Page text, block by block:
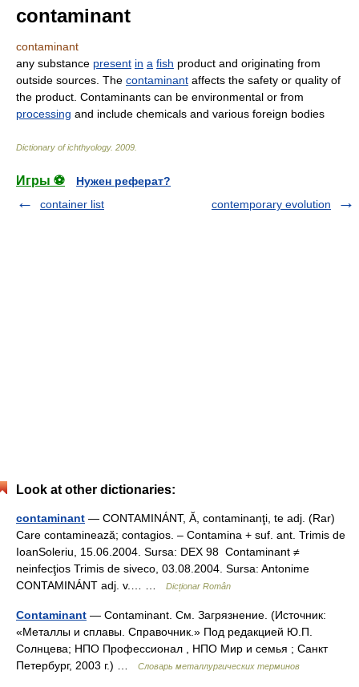
contaminant
contaminant
any substance present in a fish product and originating from
outside sources. The contaminant affects the safety or quality of
the product. Contaminants can be environmental or from
processing and include chemicals and various foreign bodies
Dictionary of ichthyology. 2009
Игры ⚽
Нужен реферат?
container list
contemporary evolution
Look at other dictionaries:
contaminant — CONTAMINÁNT, Ă, contaminanţi, te adj. (Rar)
Care contaminează; contagios. – Contamina + suf. ant. Trimis de
IoanSoleriu, 15.06.2004. Sursa: DEX 98 Contaminant ≠
neinfecţios Trimis de siveco, 03.08.2004. Sursa: Antonime
CONTAMINÁNT adj. v.… …
Dicționar Român
Contaminant — Contaminant. См. Загрязнение. (Источник:
«Металлы и сплавы. Справочник.» Под редакцией Ю.П.
Солнцева; НПО Профессионал , НПО Мир и семья ; Санкт
Петербург, 2003 г.) …
Словарь металлургических терминов